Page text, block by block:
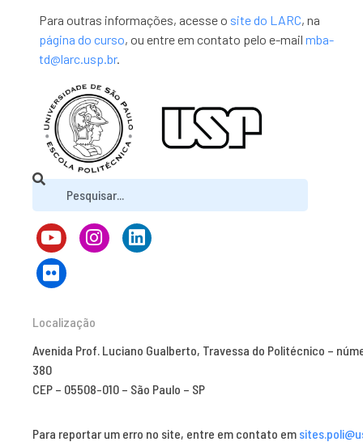
Para outras informações, acesse o site do LARC, na
página do curso, ou entre em contato pelo e-mailmba-
td@larc.usp.br.
Localização
Avenida Prof. Luciano Gualberto, Travessa do Politécnico –
380
CEP – 05508-010 – São Paulo – SP
Para reportar um erro no site, entre em contato em